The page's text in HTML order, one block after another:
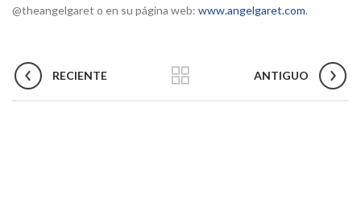
@theangelgaret o en su página web: www.angelgaret.com.
RECIENTE ANTIGUO